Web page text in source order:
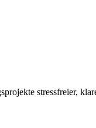
stressfreier,